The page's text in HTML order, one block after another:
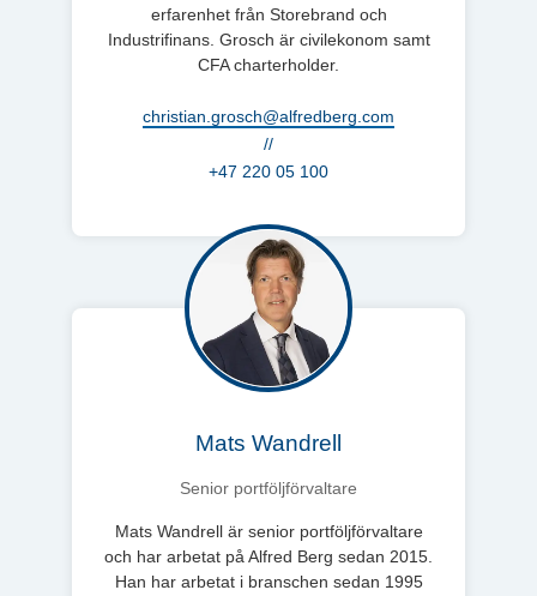
erfarenhet från Storebrand och
Industrifinans. Grosch är civilekonom samt
CFA charterholder.
christian.grosch@alfredberg.com
//
+47 220 05 100
Mats Wandrell
Senior portföljförvaltare
Mats Wandrell är senior portföljförvaltare
och har arbetat på Alfred Berg sedan 2015.
Han har arbetat i branschen sedan 1995